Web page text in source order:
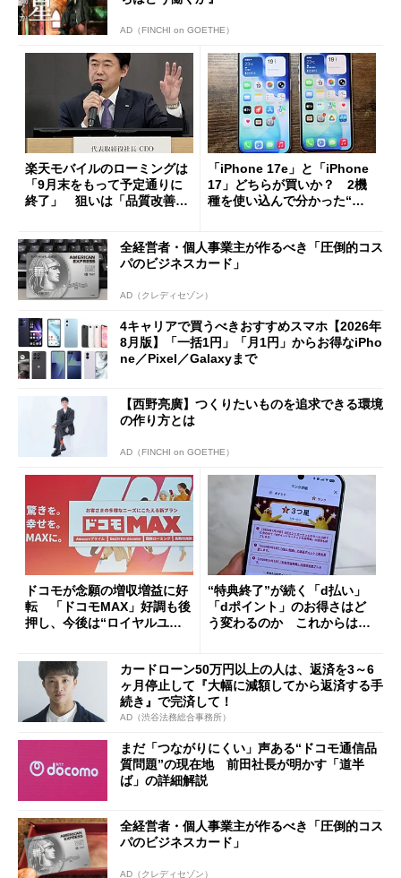
AD（FINCHI on GOETHE）
楽天モバイルのローミングは
「9月末をもって予定通りに
終了」 狙いは「品質改善」
も
「iPhone 17e」と「iPhone
17」どちらが買いか？ 2機
種を使い込んで分かった“ス
全経営者・個人事業主が作るべき「圧倒的コス
パのビジネスカード」
AD（クレディセゾン）
4キャリアで買うべきおすすめスマホ【2026年
8月版】「一括1円」「月1円」からお得なiPho
ne／Pixel／Galaxyまで
【西野亮廣】つくりたいものを追求できる環境
の作り方とは
AD（FINCHI on GOETHE）
ドコモが念願の増収増益に好
転 「ドコモMAX」好調も後
押し、今後は“ロイヤルユー
“特典終了”が続く「d払い」
「dポイント」のお得さはど
う変わるのか これからは
カードローン50万円以上の人は、返済を3～6
ヶ月停止して『大幅に減額してから返済する手
続き』で完済して！
AD（渋谷法務総合事務所）
まだ「つながりにくい」声ある“ドコモ通信品
質問題”の現在地 前田社長が明かす「道半
ば」の詳細解説
全経営者・個人事業主が作るべき「圧倒的コス
パのビジネスカード」
AD（クレディセゾン）